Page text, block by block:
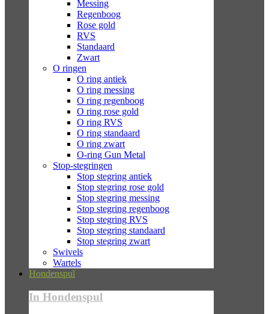
Messing
Regenboog
Rose gold
RVS
Standaard
Zwart
O ringen
O ring antiek
O ring messing
O ring regenboog
O ring rose gold
O ring RVS
O ring standaard
O ring zwart
O-ring Gun Metal
Stop-stegringen
Stop stegring antiek
Stop stegring rose gold
Stop stegring messing
Stop stegring regenboog
Stop stegring RVS
Stop stegring standaard
Stop stegring zwart
Swivels
Wartels
Hondenspul
In Hondenspul